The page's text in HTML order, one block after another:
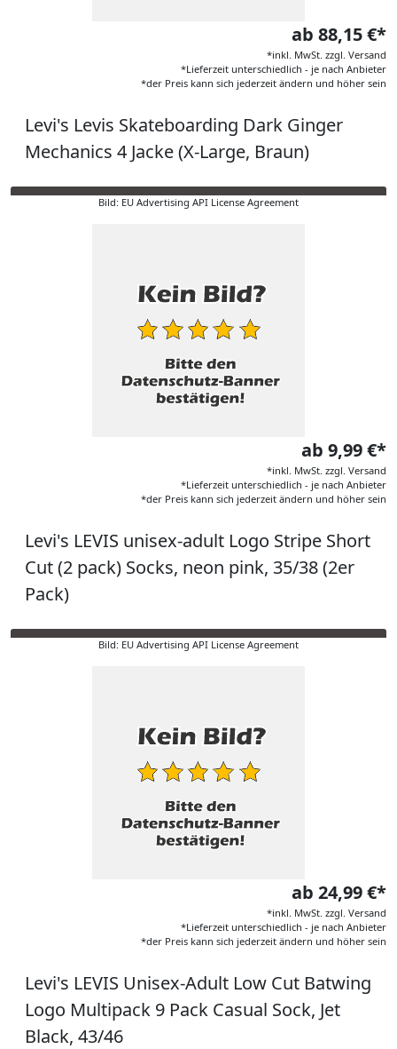
ab 88,15 €*
*inkl. MwSt. zzgl. Versand
*Lieferzeit unterschiedlich - je nach Anbieter
*der Preis kann sich jederzeit ändern und höher sein
Levi's Levis Skateboarding Dark Ginger
Mechanics 4 Jacke (X-Large, Braun)
Bild: EU Advertising API License Agreement
ab 9,99 €*
*inkl. MwSt. zzgl. Versand
*Lieferzeit unterschiedlich - je nach Anbieter
*der Preis kann sich jederzeit ändern und höher sein
Levi's LEVIS unisex-adult Logo Stripe Short
Cut (2 pack) Socks, neon pink, 35/38 (2er
Pack)
Bild: EU Advertising API License Agreement
ab 24,99 €*
*inkl. MwSt. zzgl. Versand
*Lieferzeit unterschiedlich - je nach Anbieter
*der Preis kann sich jederzeit ändern und höher sein
Levi's LEVIS Unisex-Adult Low Cut Batwing
Logo Multipack 9 Pack Casual Sock, Jet
Black, 43/46